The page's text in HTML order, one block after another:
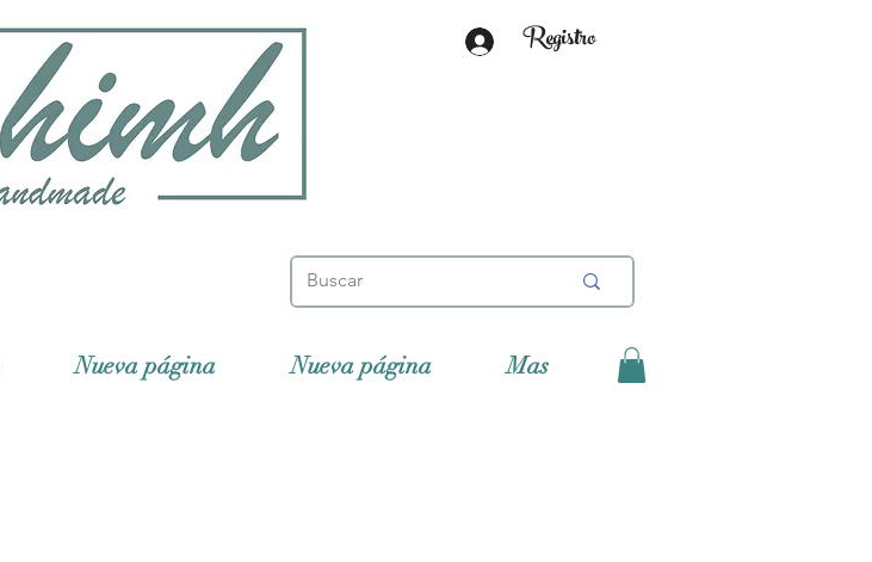
Registro
Nueva página Nueva página Mas